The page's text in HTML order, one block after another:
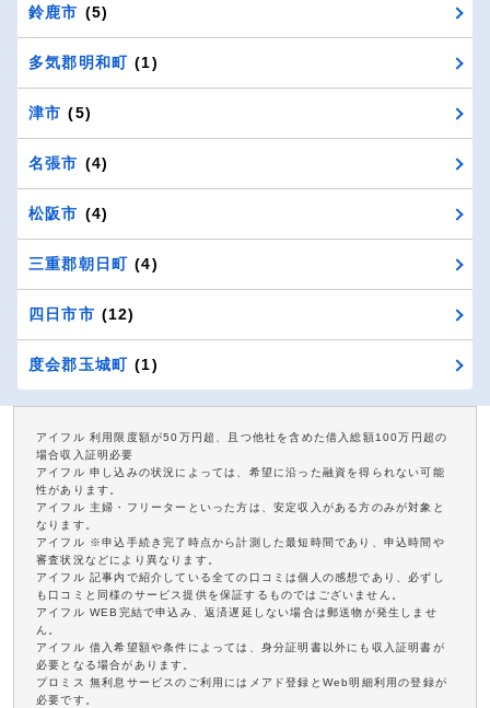
鈴鹿市 (5)
多気郡明和町 (1)
津市 (5)
名張市 (4)
松阪市 (4)
三重郡朝日町 (4)
四日市市 (12)
度会郡玉城町 (1)
アイフル 利用限度額が50万円超、且つ他社を含めた借入総額100万円超の
場合収入証明必要
アイフル 申し込みの状況によっては、希望に沿った融資を得られない可能
性があります。
アイフル 主婦・フリーターといった方は、安定収入がある方のみが対象と
なります。
アイフル ※申込手続き完了時点から計測した最短時間であり、申込時間や
審査状況などにより異なります。
アイフル 記事内で紹介している全ての口コミは個人の感想であり、必ずし
も口コミと同様のサービス提供を保証するものではございません。
アイフル WEB完結で申込み、返済遅延しない場合は郵送物が発生しませ
ん。
アイフル 借入希望額や条件によっては、身分証明書以外にも収入証明書が
必要となる場合があります。
プロミス 無利息サービスのご利用にはメアド登録とWeb明細利用の登録が
必要です。